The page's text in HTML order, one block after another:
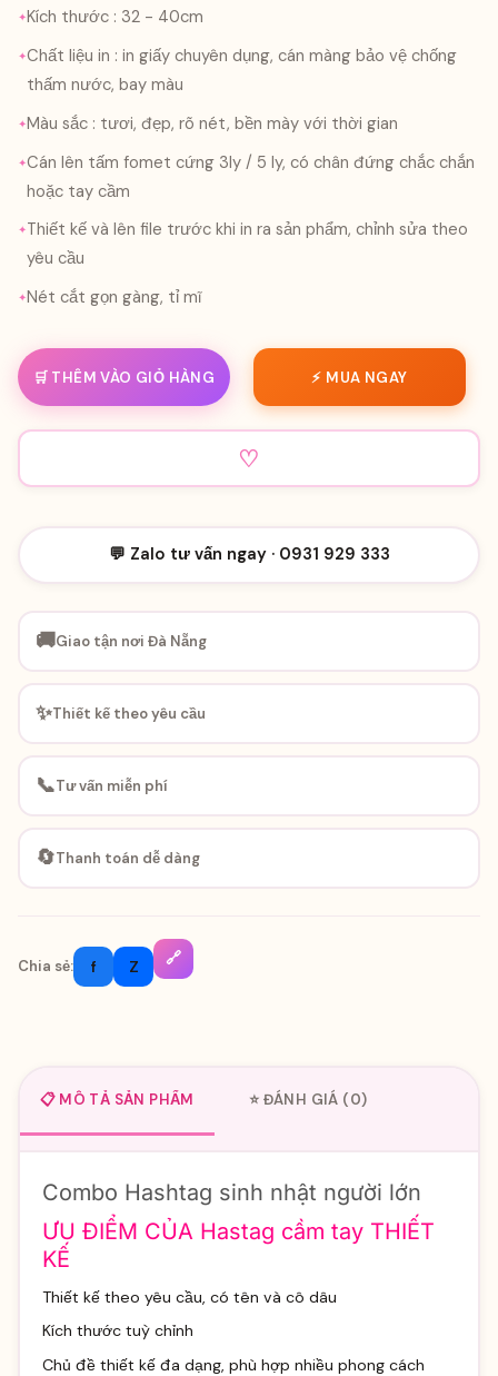
Kích thước : 32 - 40cm
Chất liệu in : in giấy chuyên dụng, cán màng bảo vệ chống
thấm nước, bay màu
Màu sắc : tươi, đẹp, rõ nét, bền mày với thời gian
Cán lên tấm fomet cứng 3ly / 5 ly, có chân đứng chắc chắn
hoặc tay cầm
Thiết kế và lên file trước khi in ra sản phẩm, chỉnh sửa theo
yêu cầu
Nét cắt gọn gàng, tỉ mĩ
🛒 THÊM VÀO GIỎ HÀNG ⚡ MUA NGAY
♡
💬 Zalo tư vấn ngay · 0931 929 333
🚚Giao tận nơi Đà Nẵng
✨Thiết kế theo yêu cầu
📞Tư vấn miễn phí
🔄Thanh toán dễ dàng
Chia sẻ: f Z 🔗
📋 MÔ TẢ SẢN PHẨM ⭐ ĐÁNH GIÁ (0)
Combo Hashtag sinh nhật người lớn
ƯU ĐIỂM CỦA Hastag cầm tay THIẾT
KẾ
Thiết kế theo yêu cầu, có tên và cô dâu
Kích thước tuỳ chỉnh
Chủ đề thiết kế đa dạng, phù hợp nhiều phong cách